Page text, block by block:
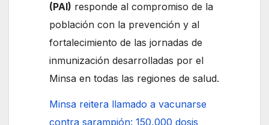
(PAI) responde al compromiso de la
población con la prevención y al
fortalecimiento de las jornadas de
inmunización desarrolladas por el
Minsa en todas las regiones de salud.
Minsa reitera llamado a vacunarse
contra sarampión: 150,000 dosis